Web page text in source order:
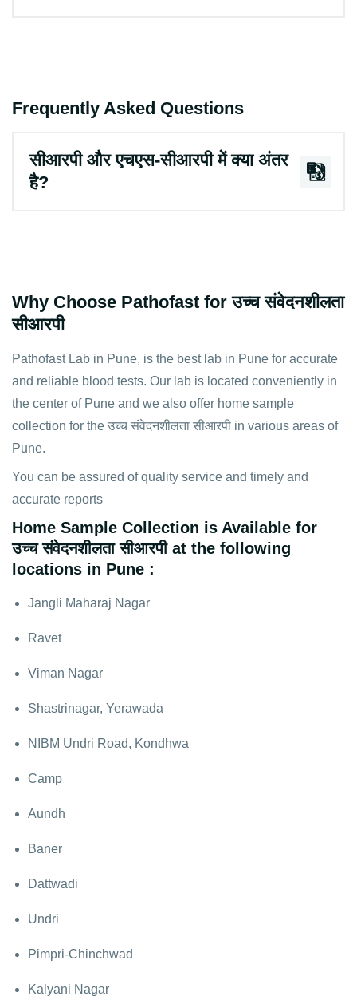
Frequently Asked Questions
सीआरपी और एचएस-सीआरपी में क्या अंतर
है?
Why Choose Pathofast for उच्च संवेदनशीलता
सीआरपी
Pathofast Lab in Pune, is the best lab in Pune for accurate
and reliable blood tests. Our lab is located conveniently in
the center of Pune and we also offer home sample
collection for the उच्च संवेदनशीलता सीआरपी in various areas of
Pune.
You can be assured of quality service and timely and
accurate reports
Home Sample Collection is Available for
उच्च संवेदनशीलता सीआरपी at the following
locations in Pune :
Jangli Maharaj Nagar
Ravet
Viman Nagar
Shastrinagar, Yerawada
NIBM Undri Road, Kondhwa
Camp
Aundh
Baner
Dattwadi
Undri
Pimpri-Chinchwad
Kalyani Nagar